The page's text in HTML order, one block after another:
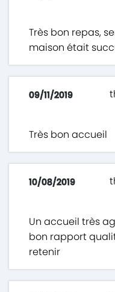
Très bon repas,
maison était
09/11/2019
Très bon accueil
10/08/2019
Un accueil très
bon rapport
retenir